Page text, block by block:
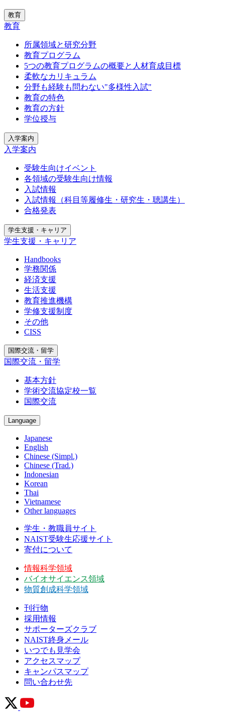
教育
教育
所属領域と研究分野
教育プログラム
5つの教育プログラムの概要と人材育成目標
柔軟なカリキュラム
分野も経験も問わない"多様性入試"
教育の特色
教育の方針
学位授与
入学案内
入学案内
受験生向けイベント
各領域の受験生向け情報
入試情報
入試情報（科目等履修生・研究生・聴講生）
合格発表
学生支援・キャリア
学生支援・キャリア
Handbooks
学務関係
経済支援
生活支援
教育推進機構
学修支援制度
その他
CISS
国際交流・留学
国際交流・留学
基本方針
学術交流協定校一覧
国際交流
Language
Japanese
English
Chinese (Simpl.)
Chinese (Trad.)
Indonesian
Korean
Thai
Vietnamese
Other languages
学生・教職員サイト
NAIST受験生応援サイト
寄付について
情報科学領域
バイオサイエンス領域
物質創成科学領域
刊行物
採用情報
サポーターズクラブ
NAIST終身メール
いつでも見学会
アクセスマップ
キャンパスマップ
問い合わせ先